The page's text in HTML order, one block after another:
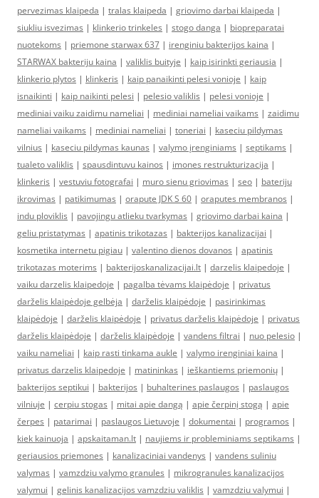
pervezimas klaipeda | tralas klaipeda | griovimo darbai klaipeda |
siukliu isvezimas | klinkerio trinkeles | stogo danga | biopreparatai
nuotekoms | priemone starwax 637 | irenginiu bakterijos kaina |
STARWAX bakteriju kaina | valiklis buityje | kaip isirinkti geriausia |
klinkerio plytos | klinkeris | kaip panaikinti pelesi vonioje | kaip
isnaikinti | kaip naikinti pelesi | pelesio valiklis | pelesi vonioje |
mediniai vaiku zaidimu nameliai | mediniai nameliai vaikams | zaidimu
nameliai vaikams | mediniai nameliai | toneriai | kaseciu pildymas
vilnius | kaseciu pildymas kaunas | valymo įrenginiams | septikams |
tualeto valiklis | spausdintuvu kainos | imones restrukturizacija |
klinkeris | vestuviu fotografai | muro sienu griovimas | seo | bateriju
ikrovimas | patikimumas | orapute JDK S 60 | oraputes membranos |
indu ploviklis | pavojingu atlieku tvarkymas | griovimo darbai kaina |
geliu pristatymas | apatinis trikotazas | bakterijos kanalizacijai |
kosmetika internetu pigiau | valentino dienos dovanos | apatinis
trikotazas moterims | bakterijoskanalizacijai.lt | darzelis klaipedoje |
vaiku darzelis klaipedoje | pagalba tėvams klaipėdoje | privatus
darželis klaipėdoje gelbėja | darželis klaipėdoje | pasirinkimas
klaipėdoje | darželis klaipėdoje | privatus darželis klaipėdoje | privatus
darželis klaipėdoje | darželis klaipėdoje | vandens filtrai | nuo pelesio |
vaiku nameliai | kaip rasti tinkama aukle | valymo irenginiai kaina |
privatus darzelis klaipedoje | matininkas | ieškantiems priemonių |
bakterijos septikui | bakterijos | buhalterines paslaugos | paslaugos
vilniuje | cerpiu stogas | mitai apie dangą | apie čerpinį stogą | apie
čerpes | patarimai | paslaugos Lietuvoje | dokumentai | programos |
kiek kainuoja | apskaitaman.lt | naujiems ir probleminiams septikams |
geriausios priemones | kanalizaciniai vandenys | vandens suliniu
valymas | vamzdziu valymo granules | mikrogranules kanalizacijos
valymui | gelinis kanalizacijos vamzdziu valiklis | vamzdziu valymui |